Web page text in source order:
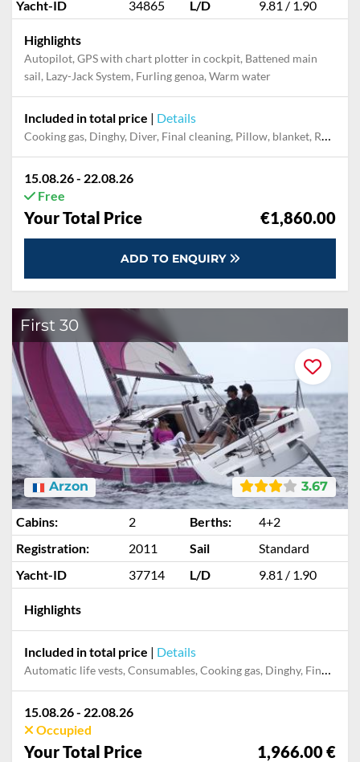
Yacht-ID 34865 L/D 9.81 / 1.90
Highlights
Autopilot, GPS with chart plotter in cockpit, Battened main
sail, Lazy-Jack System, Furling genoa, Warm water
Included in total price | Details
Cooking gas, Dinghy, Diver, Final cleaning, Pillow, blanket, Refuelling service (fuel not included)
15.08.26 - 22.08.26
Free
Your Total Price €1,860.00
ADD TO ENQUIRY
First 30
3.67
Arzon
Cabins: 2 Berths:
4+2
Registration:
2011 Sail
Standard
Yacht-ID
37714 L/D 9.81 / 1.90
Highlights
Included in total price | Details
Automatic life vests, Consumables, Cooking gas, Dinghy, Final cleaning
15.08.26 - 22.08.26
Occupied
Your Total Price 1,966.00 €